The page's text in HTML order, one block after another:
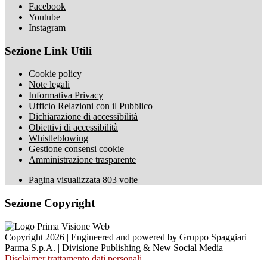
Facebook
Youtube
Instagram
Sezione Link Utili
Cookie policy
Note legali
Informativa Privacy
Ufficio Relazioni con il Pubblico
Dichiarazione di accessibilità
Obiettivi di accessibilità
Whistleblowing
Gestione consensi cookie
Amministrazione trasparente
Pagina visualizzata 803 volte
Sezione Copyright
Copyright 2026 | Engineered and powered by Gruppo Spaggiari
Parma S.p.A. | Divisione Publishing & New Social Media